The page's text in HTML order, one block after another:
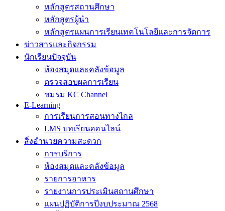
หลักสูตรสถานศึกษา
หลักสูตรผู้นำ
หลักสูตรแผนการเรียนเทคโนโลยีและการจัดการ
ข่าวสารและกิจกรรม
นักเรียนปัจจุบัน
ห้องสมุดและคลังข้อมูล
ตรวจสอบผลการเรียน
ชมรม KC Channel
E-Learning
การเรียนการสอนทางไกล
LMS บทเรียนออนไลน์
สิ่งอำนวยความสะดวก
การบริการ
ห้องสมุดและคลังข้อมูล
รายการอาหาร
รายงานการประเมินสถานศึกษา
แผนปฏิบัติการปีงบประมาณ 2568